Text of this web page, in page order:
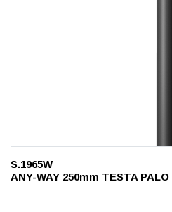
S.1965W
ANY-WAY 250mm TESTA